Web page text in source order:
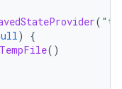
(
)
{
()